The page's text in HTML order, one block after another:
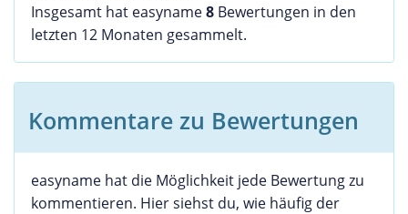
Insgesamt hat easyname8Bewertungen in den
letzten 12 Monaten gesammelt.
Kommentare zu Bewertungen
easyname hat die Möglichkeit jede Bewertung zu
kommentieren. Hier siehst du, wie häufig der